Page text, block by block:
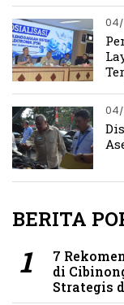
BERITA
7
di
Strategis